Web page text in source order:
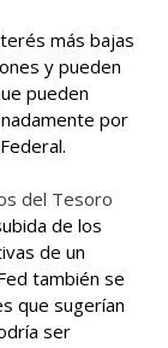
más bajas
y pueden
pueden
por
del Tesoro
de los
de un
también se
que sugerían
ser